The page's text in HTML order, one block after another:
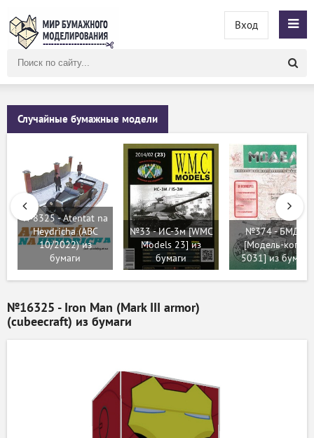
сайту
Вход
Случайные бумажные модели
№8325 - Atentat na
Heydricha (ABC
10/2022) из
бумаги
№33 - ИС-3м [WMC
Models 23] из
бумаги
№374 - БМД-3
[Модель-копия
5031] из бумаги
№16325 - Iron Man (Mark III armor)
(cubeecraft) из бумаги